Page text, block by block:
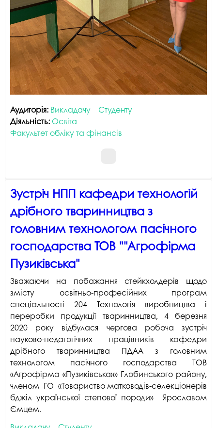
Аудиторія: Викладачу
Студенту
Діяльність: Освіта
Факультет обліку та фінансів
Зустріч НПП кафедри технологій
дрібного тваринництва з
головним технологом пасічного
господарства ТОВ ""Агрофірма
Пузиківська"
Зважаючи на побажання стейкхолдерів щодо
змісту освітньо-професійних програм
спеціальності 204 Технологія виробництва і
переробки продукції тваринництва, 4 березня
2020 року відбулася чергова робоча зустріч
науково-педагогічних працівників кафедри
дрібного тваринництва ПДАА з головним
технологом пасічного господарства ТОВ
«Агрофірма «Пузиківська»» Глобинського району,
членом ГО «Товариство матководів-селекціонерів
бджіл української степової породи» Ярославом
Ємцем.